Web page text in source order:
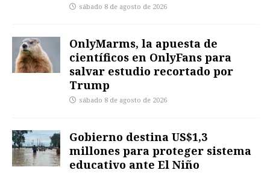
sábado 8 de agosto de 2026
OnlyMarms, la apuesta de
científicos en OnlyFans para
salvar estudio recortado por
Trump
sábado 8 de agosto de 2026
Gobierno destina US$1,3
millones para proteger sistema
educativo ante El Niño